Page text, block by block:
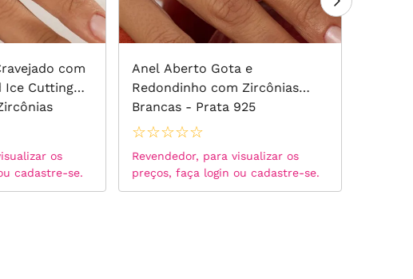
com
Ice Cutting
os
cadastre-se.
Anel Aberto Gota e
Redondinho com Zircônias
Brancas - Prata 925
☆☆☆☆☆
Revendedor, para visualizar os
preços, faça login ou cadastre-se.